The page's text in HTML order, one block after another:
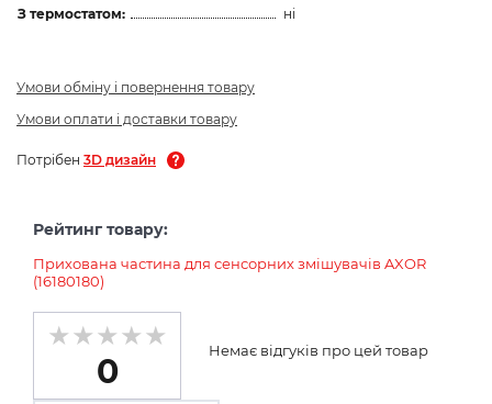
З термостатом:
ні
Умови обміну і повернення товару
Умови оплати і доставки товару
Потрібен 3D дизайн
Рейтинг товару:
Прихована частина для сенсорних змішувачів AXOR
(16180180)
0
Немає відгуків про цей товар